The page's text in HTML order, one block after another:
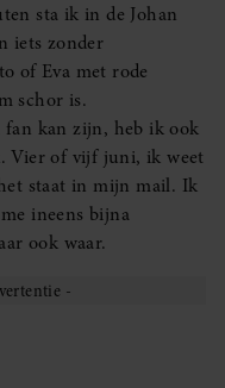
sta ik in de Johan
iets zonder
of Eva met rode
schor is.
kan zijn, heb ik ook
Vier of vijf juni, ik weet
staat in mijn mail. Ik
ineens bijna
ook waar.